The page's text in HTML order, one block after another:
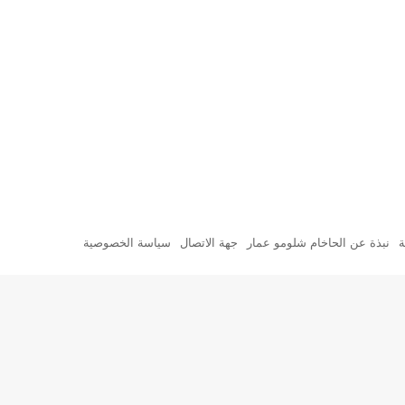
نبذة عن الحاخام شلومو عمار جهة الاتصال سياسة الخصوصية